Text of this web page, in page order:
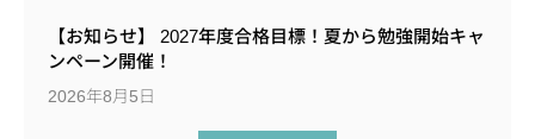
【お知らせ】 2027年度合格目標！夏から勉強開始キャ
ンペーン開催！
2026年8月5日